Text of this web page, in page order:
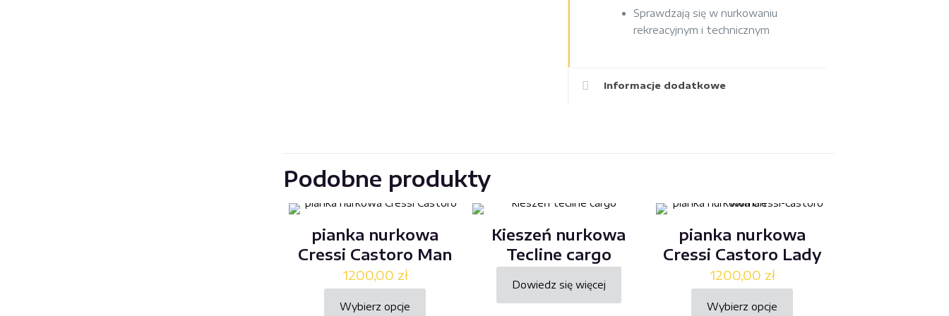
Sprawdzają się w nurkowaniu
rekreacyjnym i technicznym
Informacje dodatkowe
Podobne produkty
pianka nurkowa
Cressi Castoro Man
1200,00 zł
Wybierz opcje
Kieszeń nurkowa
Tecline cargo
Dowiedz się więcej
pianka nurkowa
Cressi Castoro Lady
1200,00 zł
Wybierz opcje